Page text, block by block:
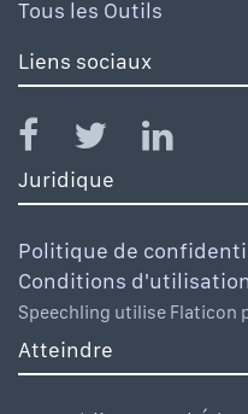
Tous les Outils
Liens sociaux
Juridique
Politique de
Conditions d'utilisation
Speechling utilise Flaticon
Atteindre